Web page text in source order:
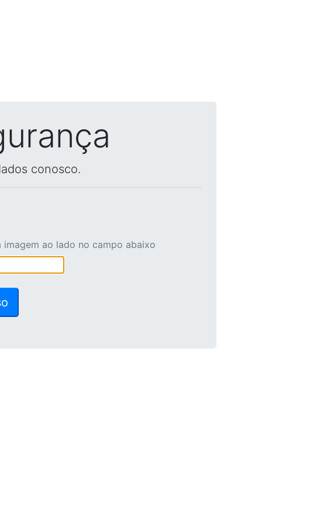
conosco.
imagem ao lado no campo abaixo